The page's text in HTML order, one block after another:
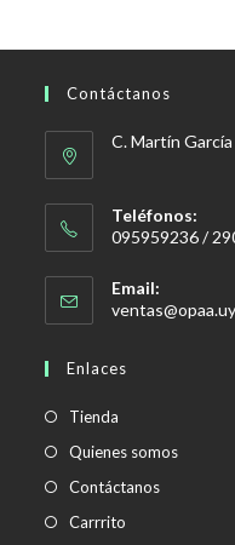
Contáctanos
C. Martín
Teléfonos:
095959236 /
Email:
ventas@opaa.uy
Enlaces
Tienda
Quienes somos
Contáctanos
Carrrito